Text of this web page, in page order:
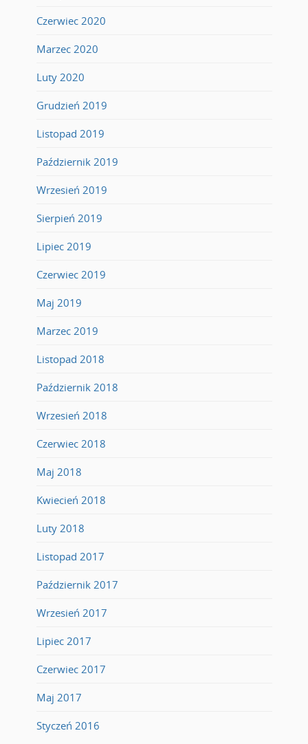
Czerwiec 2020
Marzec 2020
Luty 2020
Grudzień 2019
Listopad 2019
Październik 2019
Wrzesień 2019
Sierpień 2019
Lipiec 2019
Czerwiec 2019
Maj 2019
Marzec 2019
Listopad 2018
Październik 2018
Wrzesień 2018
Czerwiec 2018
Maj 2018
Kwiecień 2018
Luty 2018
Listopad 2017
Październik 2017
Wrzesień 2017
Lipiec 2017
Czerwiec 2017
Maj 2017
Styczeń 2016